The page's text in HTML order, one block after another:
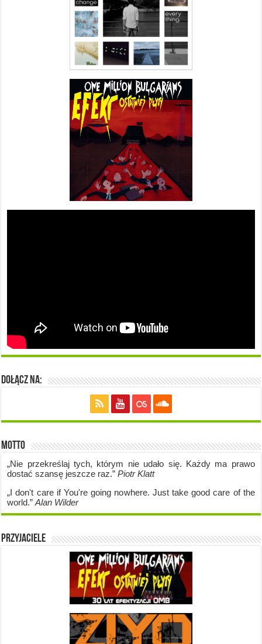
Dołącz na:
Motto
„Nie przekreślaj tych, którym nie udało się. Każdy ma prawo
dostać szansę jeszcze raz.”Piotr Klatt
„I don't care if You're going nowhere. Just take good care of the
world.”Alan Wilder
Przyjaciele